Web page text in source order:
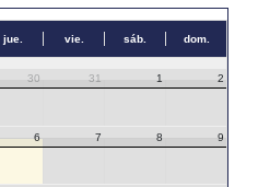
jue. vie. sáb. dom.
30 31 1 2
6 7 8 9